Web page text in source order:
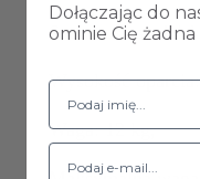
Szerokość
Wysokość
Waga: 12 kg,
Dołączając do
ominie Cię